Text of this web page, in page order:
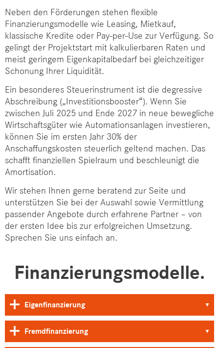
Neben den Förderungen stehen flexible
Finanzierungsmodelle wie Leasing, Mietkauf,
klassische Kredite oder Pay-per-Use zur Verfügung. So
gelingt der Projektstart mit kalkulierbaren Raten und
meist geringem Eigenkapitalbedarf bei gleichzeitiger
Schonung Ihrer Liquidität.
Ein besonderes Steuerinstrument ist die degressive
Abschreibung („Investitionsbooster“). Wenn Sie
zwischen Juli 2025 und Ende 2027 in neue bewegliche
Wirtschaftsgüter wie Automationsanlagen investieren,
können Sie im ersten Jahr 30% der
Anschaffungskosten steuerlich geltend machen. Das
schafft finanziellen Spielraum und beschleunigt die
Amortisation.
Wir stehen Ihnen gerne beratend zur Seite und
unterstützen Sie bei der Auswahl sowie Vermittlung
passender Angebote durch erfahrene Partner – von
der ersten Idee bis zur erfolgreichen Umsetzung.
Sprechen Sie uns einfach an.
Finanzierungsmodelle.
Eigenfinanzierung ▾
Fremdfinanzierung ▾